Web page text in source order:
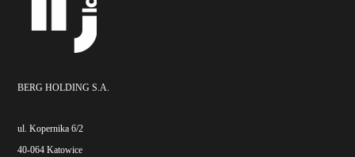
BERG HOLDING S.A.
ul. Kopernika 6/2
40-064 Katowice